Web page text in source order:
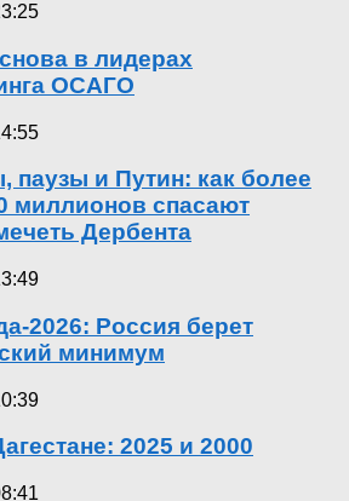
в лидерах
ОСАГО
паузы и Путин: как более
миллионов спасают
Дербента
2026: Россия берет
минимум
2025 и 2000